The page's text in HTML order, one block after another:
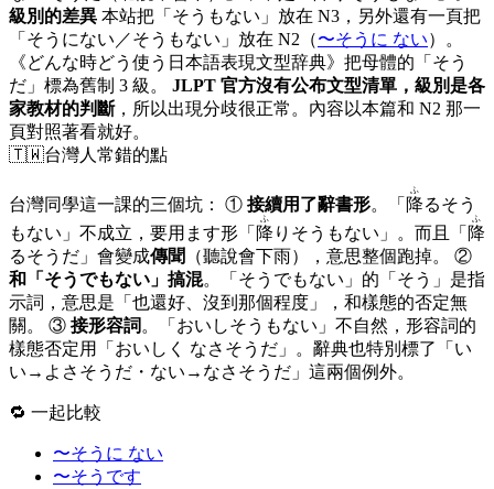
級別的差異
「そうにない／そうもない」放在 N2（〜そうに ない）。
《どんな時どう使う日本語表現文型辞典》把母體的「そう
だ」標為舊制 3 級。 JLPT 官方沒有公布文型清單，級別是各
家教材的判斷，所以出現分歧很正常。內容以本篇和 N2 那一
頁對照著看就好。
🇹🇼台灣人常錯的點
台灣同學這一課的三個坑： ① 接續用了辭書形。「 降
ふ
るそう
もない」不成立，要用ます形「 降
ふ
りそうもない」。而且「 降
ふ
るそうだ」會變成傳聞
（聽說會下雨），意思整個跑掉。 ②
和「そうでもない」搞混。「そうでもない」的「そう」是指
示詞，意思是「也還好、沒到那個程度」，和樣態的否定無
關。 ③ 接形容詞 。「おいしそうもない」不自然，形容詞的
樣態否定用「おいしく なさそうだ」。辭典也特別標了「い
い→よさそうだ・ない→なさそうだ」這兩個例外。
🔁 一起比較
〜そうに ない
〜そうです